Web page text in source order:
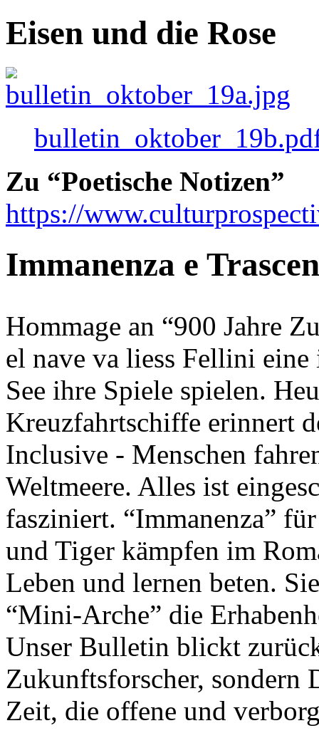
Eisen und die Rose
Zu “Poetische Notizen”
https://
Immanenza e
Hommage an “900 Jahre
el nave va liess Fellini
See ihre Spiele spielen.
Kreuzfahrtschiffe erinnert
Inclusive - Menschen
Weltmeere. Alles ist
fasziniert. “Immanenza”
und Tiger kämpfen im
Leben und lernen beten.
“Mini-Arche” die
Unser Bulletin blickt
Zukunftsforscher, sondern
Zeit, die offene und